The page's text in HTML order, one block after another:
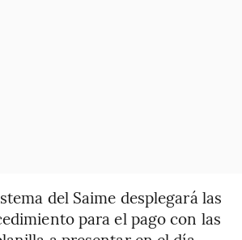
del Saime desplegará las
para el pago con las